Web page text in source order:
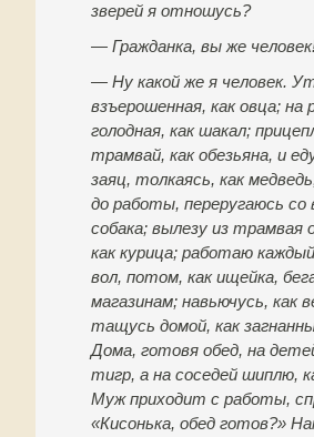
зверей я отношусь?
— Гражданка, вы же
— Ну какой же я человек.
взъерошенная, как овца; на
голодная, как шакал;
трамвай, как обезьяна, и
заяц, толкаясь, как
до работы, переругаюсь со
собака; вылезу из трамвая
как курица; работаю
вол, потом, как ищейка,
магазинам; навьючусь, как
тащусь домой, как
Дома, готовя обед, на
тигр, а на соседей шиплю,
Муж приходит с работы,
«Кисонька, обед готов?»